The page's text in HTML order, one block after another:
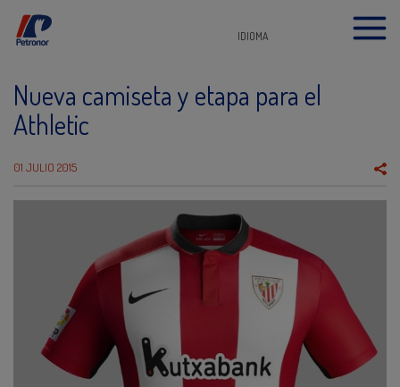
IDIOMA
Nueva camiseta y etapa para el
Athletic
01 JULIO 2015